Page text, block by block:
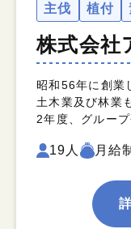
主伐 植付
株式会社
昭和56年に創業
土木業及び林業
2年度、グルー
19人 月給制